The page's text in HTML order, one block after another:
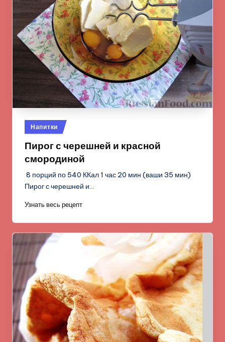
Опубликовано
в
Напитки
Пирог с черешней и красной
смородиной
8 порций по 540 ККал 1 час 20 мин (ваши 35 мин)
Пирог с черешней и…
Узнать весь рецепт